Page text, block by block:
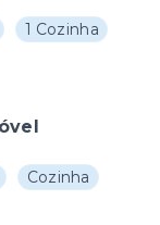
1 Cozinha
Cozinha